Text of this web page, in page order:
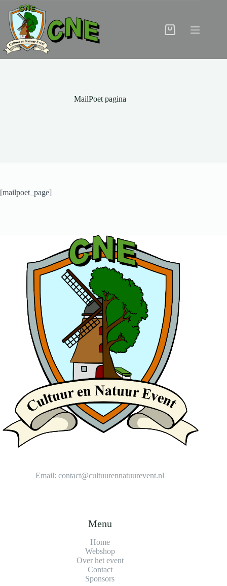
naar
inhoud
Winkelwagen
MailPoet pagina
[mailpoet_page]
Email:contact@cultuurennatuurevent.nl
Menu
Home
Webshop
Over het event
Contact
Sponsors